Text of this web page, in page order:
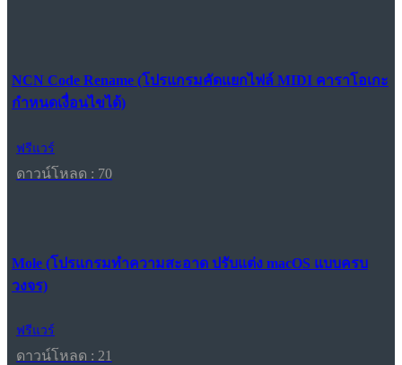
NCN Code Rename (โปรแกรมคัดแยกไฟล์ MIDI คาราโอเกะ
กำหนดเงื่อนไขได้)
ฟรีแวร์
ดาวน์โหลด : 70
Mole (โปรแกรมทำความสะอาด ปรับแต่ง macOS แบบครบ
วงจร)
ฟรีแวร์
ดาวน์โหลด : 21